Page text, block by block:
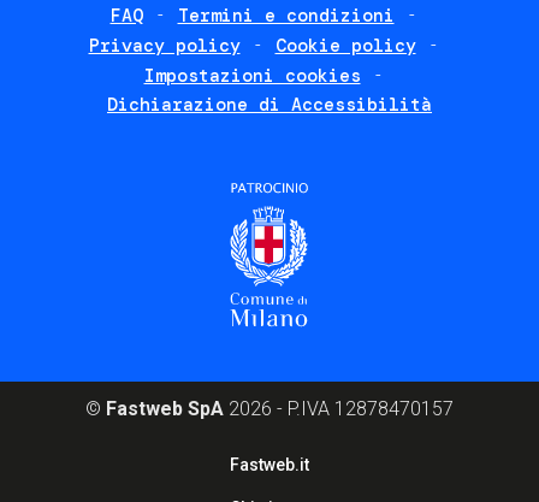
FAQ
Termini e condizioni
Privacy policy
Cookie policy
Impostazioni cookies
Dichiarazione di Accessibilità
© Fastweb SpA 2026 - P.IVA 12878470157
Fastweb.it